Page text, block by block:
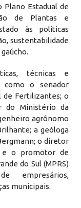
Plano Estadual de
de Plantas e
às políticas
sustentabilidade
técnicas e
como o senador
de Fertilizantes; o
do Ministério da
agrônomo
a geóloga
o diretor
e o promotor de
do Sul (MPRS)
empresários,
municipais.